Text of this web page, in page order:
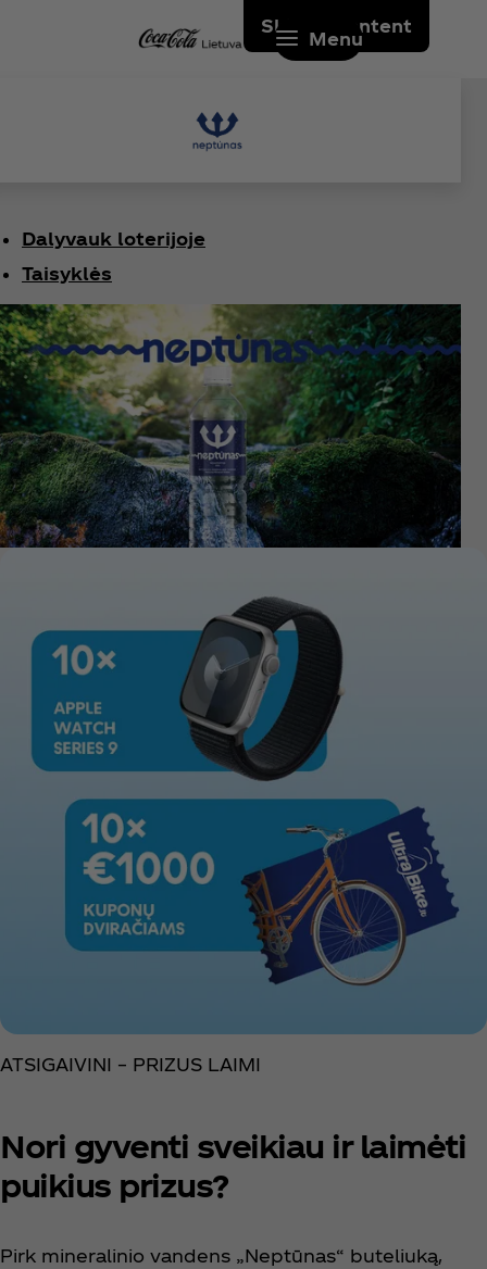
Skip to content
Menu
Dalyvauk loterijoje​
Taisyklės
ATSIGAIVINI – PRIZUS LAIMI
Nori gyventi sveikiau ir laimėti
puikius prizus? ​
Pirk mineralinio vandens „Neptūnas“ buteliuką,